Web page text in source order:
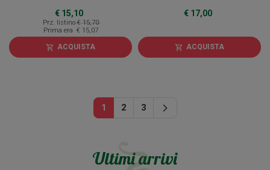
€ 15,10
Prz. listino € 15,70
Prima era € 15,07
shopping_cart ACQUISTA
€ 17,00
shopping_cart ACQUISTA
1 2 3 arrow_forward_ios
Ultimi arrivi